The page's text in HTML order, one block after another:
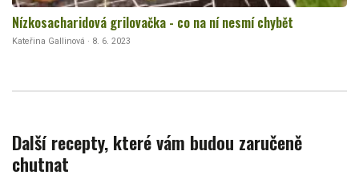
Nízkosacharidová grilovačka - co na ní nesmí chybět
Kateřina Gallinová · 8. 6. 2023
Další recepty, které vám budou zaručeně
chutnat